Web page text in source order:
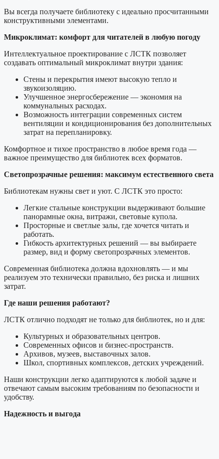
Вы всегда получаете библиотеку с идеально просчитанными
конструктивными элементами.
Микроклимат: комфорт для читателей в любую погоду
Интеллектуальное проектирование с ЛСТК позволяет
создавать оптимальный микроклимат внутри здания:
Стены и перекрытия имеют высокую тепло и
звукоизоляцию.
Улучшенное энергосбережение — экономия на
коммунальных расходах.
Возможность интеграции современных систем
вентиляции и кондиционирования без дополнительных
затрат на перепланировку.
Комфортное и тихое пространство в любое время года —
важное преимущество для библиотек всех форматов.
Светопрозрачные решения: максимум естественного света
Библиотекам нужны свет и уют. С ЛСТК это просто:
Легкие стальные конструкции выдерживают большие
панорамные окна, витражи, световые купола.
Просторные и светлые залы, где хочется читать и
работать.
Гибкость архитектурных решений — вы выбираете
размер, вид и форму светопрозрачных элементов.
Современная библиотека должна вдохновлять — и мы
реализуем это технически правильно, без риска и лишних
затрат.
Где наши решения работают?
ЛСТК отлично подходят не только для библиотек, но и для:
Культурных и образовательных центров.
Современных офисов и бизнес-пространств.
Архивов, музеев, выставочных залов.
Школ, спортивных комплексов, детских учреждений.
Наши конструкции легко адаптируются к любой задаче и
отвечают самым высоким требованиям по безопасности и
удобству.
Надежность и выгода